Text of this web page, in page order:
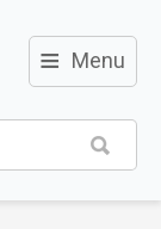
≡ Menu